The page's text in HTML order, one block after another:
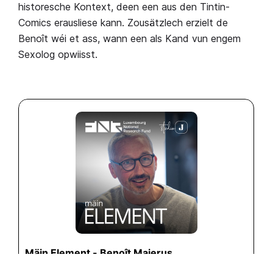
historesche Kontext, deen een aus den Tintin-
Comics erausliese kann. Zousätzlech erzielt de
Benoît wéi et ass, wann een als Kand vun engem
Sexolog opwiisst.